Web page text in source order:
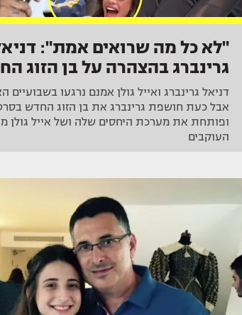
"לא כל מה שרואים אמת":
גרינברג בהצהרה על בן הזוג
דניאל גרינברג ואייל גולן אמנם נרגעו בשבועיים
אבל כעת חושפת גרינברג את בן הזוג החדש
ופותחת את מערכת היחסים שלה ושל אייל גולן
העוקבים